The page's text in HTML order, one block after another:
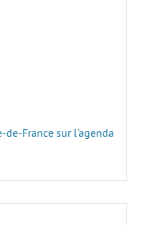
France sur l’agenda